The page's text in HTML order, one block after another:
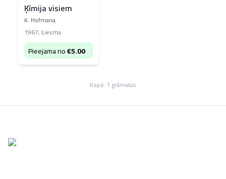
Ķīmija visiem
K. Hofmana
1967, Liesma
Pieejama no€5.00
Kopā: 1 grāmatas